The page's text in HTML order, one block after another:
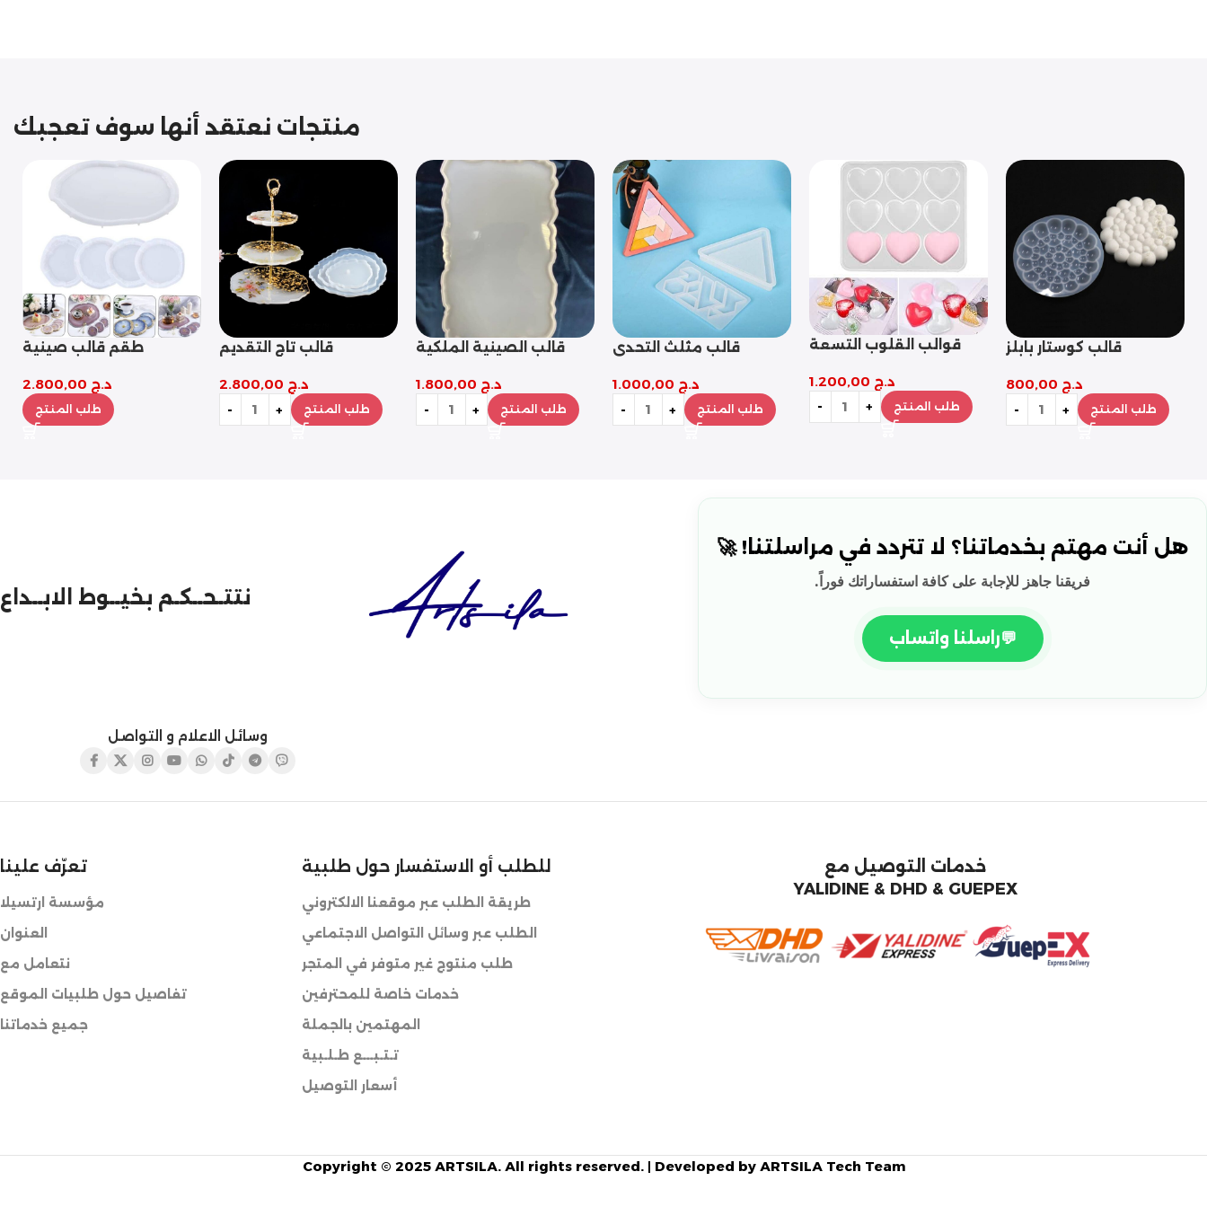
منتجات نعتقد أنها سوف تعجبك
قالب الجرانيت العصري
د.ج
طلب المنتج
طقم قالب صينية
د.ج
طلب المنتج
قالب تاج التقديم
د.ج2.800,00
طلب المنتج
قالب الصينية الملكية
د.ج 1.800,00
طلب المنتج
قالب مثلث التحدي
د.ج
طلب المنتج
قوالب القلوب التسعة
د.ج1.200,00
طلب المنتج
نتتـحــكـم بخيــوط الابــداع
هل أنت مهتم بخدماتنا؟ لا تتردد في مراسلتنا! 🚀
فريقنا جاهز للإجابة على كافة استفساراتك فوراً.
💬راسلنا واتساب
وسائل الاعلام و التواصل
تعرّف علينا
مؤسسة ارتسيلا
العنوان
نتعامل مع
تفاصيل حول طلبيات الموقع
جميع خدماتنا
للطلب أو الاستفسار حول طلبية
طريقة الطلب عبر موقعنا الالكتروني
الطلب عبر وسائل التواصل الاجتماعي
طلب منتوج غير متوفر في المتجر
خدمات خاصة للمحترفين
المهتمين بالجملة
تـتـبـــع طـلـبية
أسعار التوصيل
خدمات التوصيل مع
YALIDINE & DHD & GUEPEX
Copyright © 2025 ARTSILA. All rights reserved. | Developed by ARTSILA Tech Team